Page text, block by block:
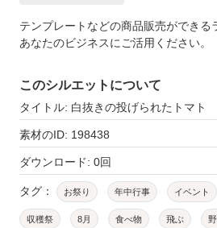
テンプレートなどの商品販売ができる
あなたのビジネスにご活用ください。
このシルエットについて
タイトル: 白抜きの投げられたトマト
素材のID: 198438
ダウンロード: 0回
タグ： お祭り 年中行事 イベント
収穫祭 8月 食べ物 飛ぶ